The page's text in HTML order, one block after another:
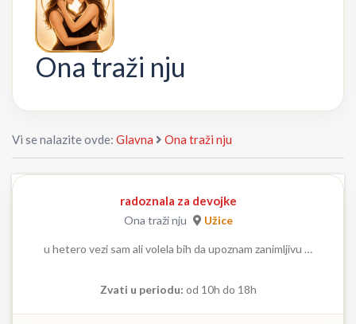
Ona traži nju
Vi se nalazite ovde: Glavna Ona traži nju
radoznala za devojke
Ona traži nju Užice
u hetero vezi sam ali volela bih da upoznam zanimljivu …
Zvati u periodu: od 10h do 18h